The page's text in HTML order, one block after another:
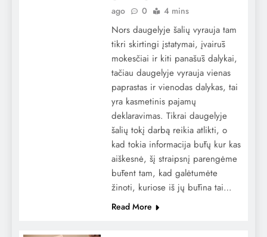
ago
0 4 mins
Nors daugelyje šalių vyrauja tam
tikri skirtingi įstatymai, įvairūs
mokesčiai ir kiti panašūs dalykai,
tačiau daugelyje vyrauja vienas
paprastas ir vienodas dalykas, tai
yra kasmetinis pajamų
deklaravimas. Tikrai daugelyje
šalių tokį darbą reikia atlikti, o
kad tokia informacija būtų kur kas
aiškesnė, šį straipsnį parengėme
būtent tam, kad galėtumėte
žinoti, kuriose iš jų būtina tai…
Read More